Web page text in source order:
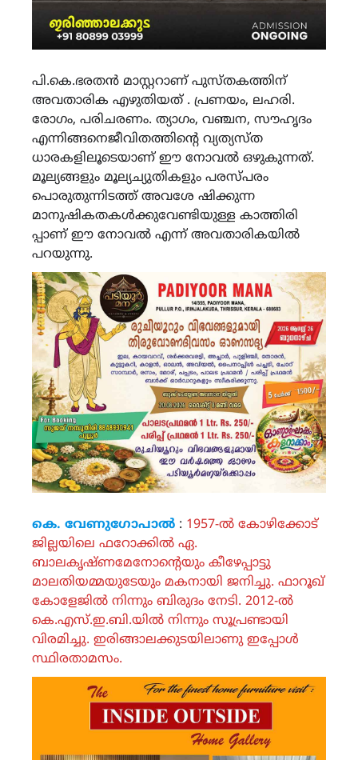
പി.കെ.ഭരതൻ മാസ്റ്ററാണ് പുസ്തകത്തിന്
അവതാരിക എഴുതിയത് . പ്രണയം, ലഹരി.
രോഗം, പരിചരണം. ത്യാഗം, വഞ്ചന, സൗഹൃദം
എന്നിങ്ങനെജീവിതത്തിന്റെ വ്യത്യസ്‌ത
ധാരകളിലൂടെയാണ് ഈ നോവൽ ഒഴുകുന്നത്.
മൂല്യങ്ങളും മൂല്യച്യുതികളും പരസ്‌പരം
പൊരുതുന്നിടത്ത് അവശേ ഷിക്കുന്ന
മാനുഷികതകൾക്കുവേണ്ടിയുള്ള കാത്തിരി
പ്പാണ് ഈ നോവൽ എന്ന് അവതാരികയിൽ
പറയുന്നു.
കെ. വേണുഗോപാൽ : 1957-ൽ കോഴിക്കോട്
ജില്ലയിലെ ഫറോക്കിൽ ഏ.
ബാലകൃഷ്ണമേനോൻ്റെയും കീഴേപ്പാട്ടു
മാലതിയമ്മയുടേയും മകനായി ജനിച്ചു. ഫാറൂഖ്
കോളേജിൽ നിന്നും ബിരുദം നേടി. 2012-ൽ
കെ.എസ്.ഇ.ബി.യിൽ നിന്നും സൂപ്രണ്ടായി
വിരമിച്ചു. ഇരിങ്ങാലക്കുടയിലാണു ഇപ്പോൾ
സ്ഥിരതാമസം.